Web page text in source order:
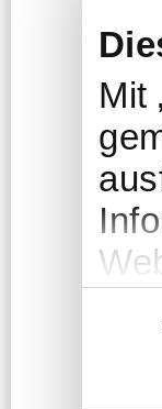
Mit